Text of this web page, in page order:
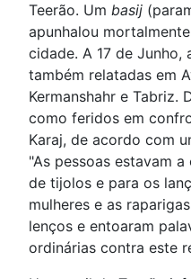
Teerão. Um basij
apunhalou
cidade. A 17 de
também relatadas em
Kermanshahr e Tabriz.
como feridos em
Karaj, de acordo com
"As pessoas estavam
de tijolos e para os
mulheres e as
lenços e entoaram
ordinárias contra este